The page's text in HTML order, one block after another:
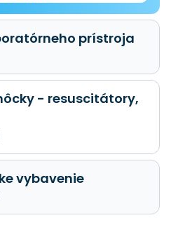
prístroja
- resuscitátory,
vybavenie